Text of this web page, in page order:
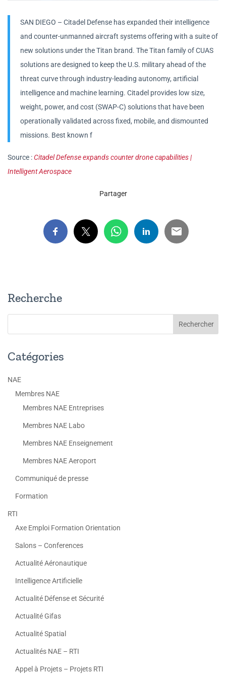
SAN DIEGO – Citadel Defense has expanded their intelligence
and counter-unmanned aircraft systems offering with a suite of
new solutions under the Titan brand. The Titan family of CUAS
solutions are designed to keep the U.S. military ahead of the
threat curve through industry-leading autonomy, artificial
intelligence and machine learning. Citadel provides low size,
weight, power, and cost (SWAP-C) solutions that have been
operationally validated across fixed, mobile, and dismounted
missions. Best known f
Source :Citadel Defense expands counter drone capabilities |
Intelligent Aerospace
Partager
Recherche
Catégories
NAE
Membres NAE
Membres NAE Entreprises
Membres NAE Labo
Membres NAE Enseignement
Membres NAE Aeroport
Communiqué de presse
Formation
RTI
Axe Emploi Formation Orientation
Salons – Conferences
Actualité Aéronautique
Intelligence Artificielle
Actualité Défense et Sécurité
Actualité Gifas
Actualité Spatial
Actualités NAE – RTI
Appel à Projets – Projets RTI